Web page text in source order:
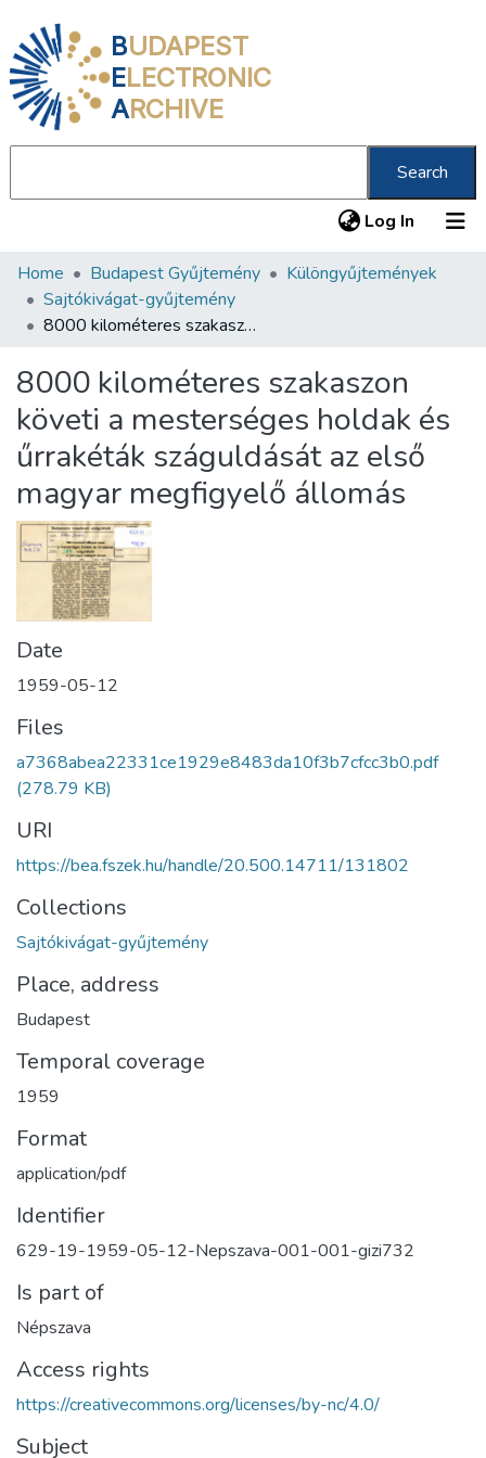
BUDAPEST
ELECTRONIC
ARCHIVE
Search
Log In (current)
Communities & Collections
All of DSpace
About us
Home Budapest Gyűjtemény
Különgyűjtemények
Sajtókivágat-gyűjtemény
8000 kilométeres szakaszon követi a mesterséges holdak és űrrakéták száguldását az első magyar megfigyelő állomás
8000 kilométeres szakaszon
követi a mesterséges holdak és
űrrakéták száguldását az első
magyar megfigyelő állomás
Date
1959-05-12
Files
a7368abea22331ce1929e8483da10f3b7cfcc3b0.pdf
(278.79 KB)
URI
https://bea.fszek.hu/handle/20.500.14711/131802
Collections
Sajtókivágat-gyűjtemény
Place, address
Budapest
Temporal coverage
1959
Format
application/pdf
Identifier
629-19-1959-05-12-Nepszava-001-001-gizi732
Is part of
Népszava
Access rights
https://creativecommons.org/licenses/by-nc/4.0/
Subject